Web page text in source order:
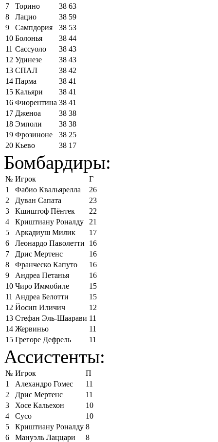
7
Торино 38 63
8
Лацио 38 59
9
Сампдория 38 53
10 Болонья 38 44
11 Сассуоло 38 43
12 Удинезе 38 43
13 СПАЛ 38 42
14 Парма 38 41
15 Кальяри 38 41
16 Фиорентина 38 41
17 Дженоа 38 38
18 Эмполи 38 38
19 Фрозиноне 38 25
20 Кьево 38 17
Бомбардиры:
№ Игрок
Г
1
Фабио Квальярелла
26
2
Дуван Сапата
23
3
Кшиштоф Пёнтек
22
4
Криштиану Роналду
21
5
Аркадиуш Милик
17
6
Леонардо Паволетти
16
7
Дрис Мертенс
16
8
Франческо Капуто
16
9
Андреа Петанья
16
10 Чиро Иммобиле
15
11 Андреа Белотти
15
12 Йосип Иличич
12
13 Стефан Эль-Шаарави 11
14 Жервиньо
11
15 Грегоре Дефрель 11
Ассистенты:
№ Игрок
П
1
Алехандро Гомес
11
2
Дрис Мертенс
11
3
Хосе Кальехон
10
4
Сусо
10
5
Криштиану Роналду 8
6
Мануэль Лаццари
8